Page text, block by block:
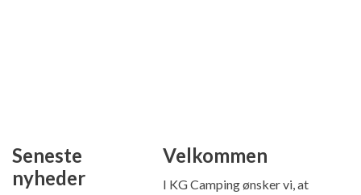
Seneste
nyheder
Velkommen
I KG Camping ønsker vi, at